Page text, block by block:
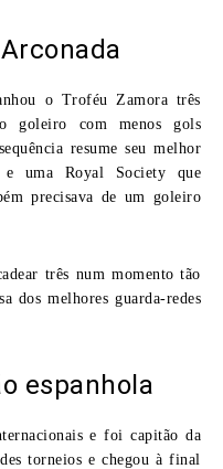
o Troféu Zamora três
goleiro com menos gols
resume seu melhor
e uma Royal Society que
precisava de um goleiro
três num momento tão
dos melhores guarda-redes
espanhola
e foi capitão da
torneios e chegou à final